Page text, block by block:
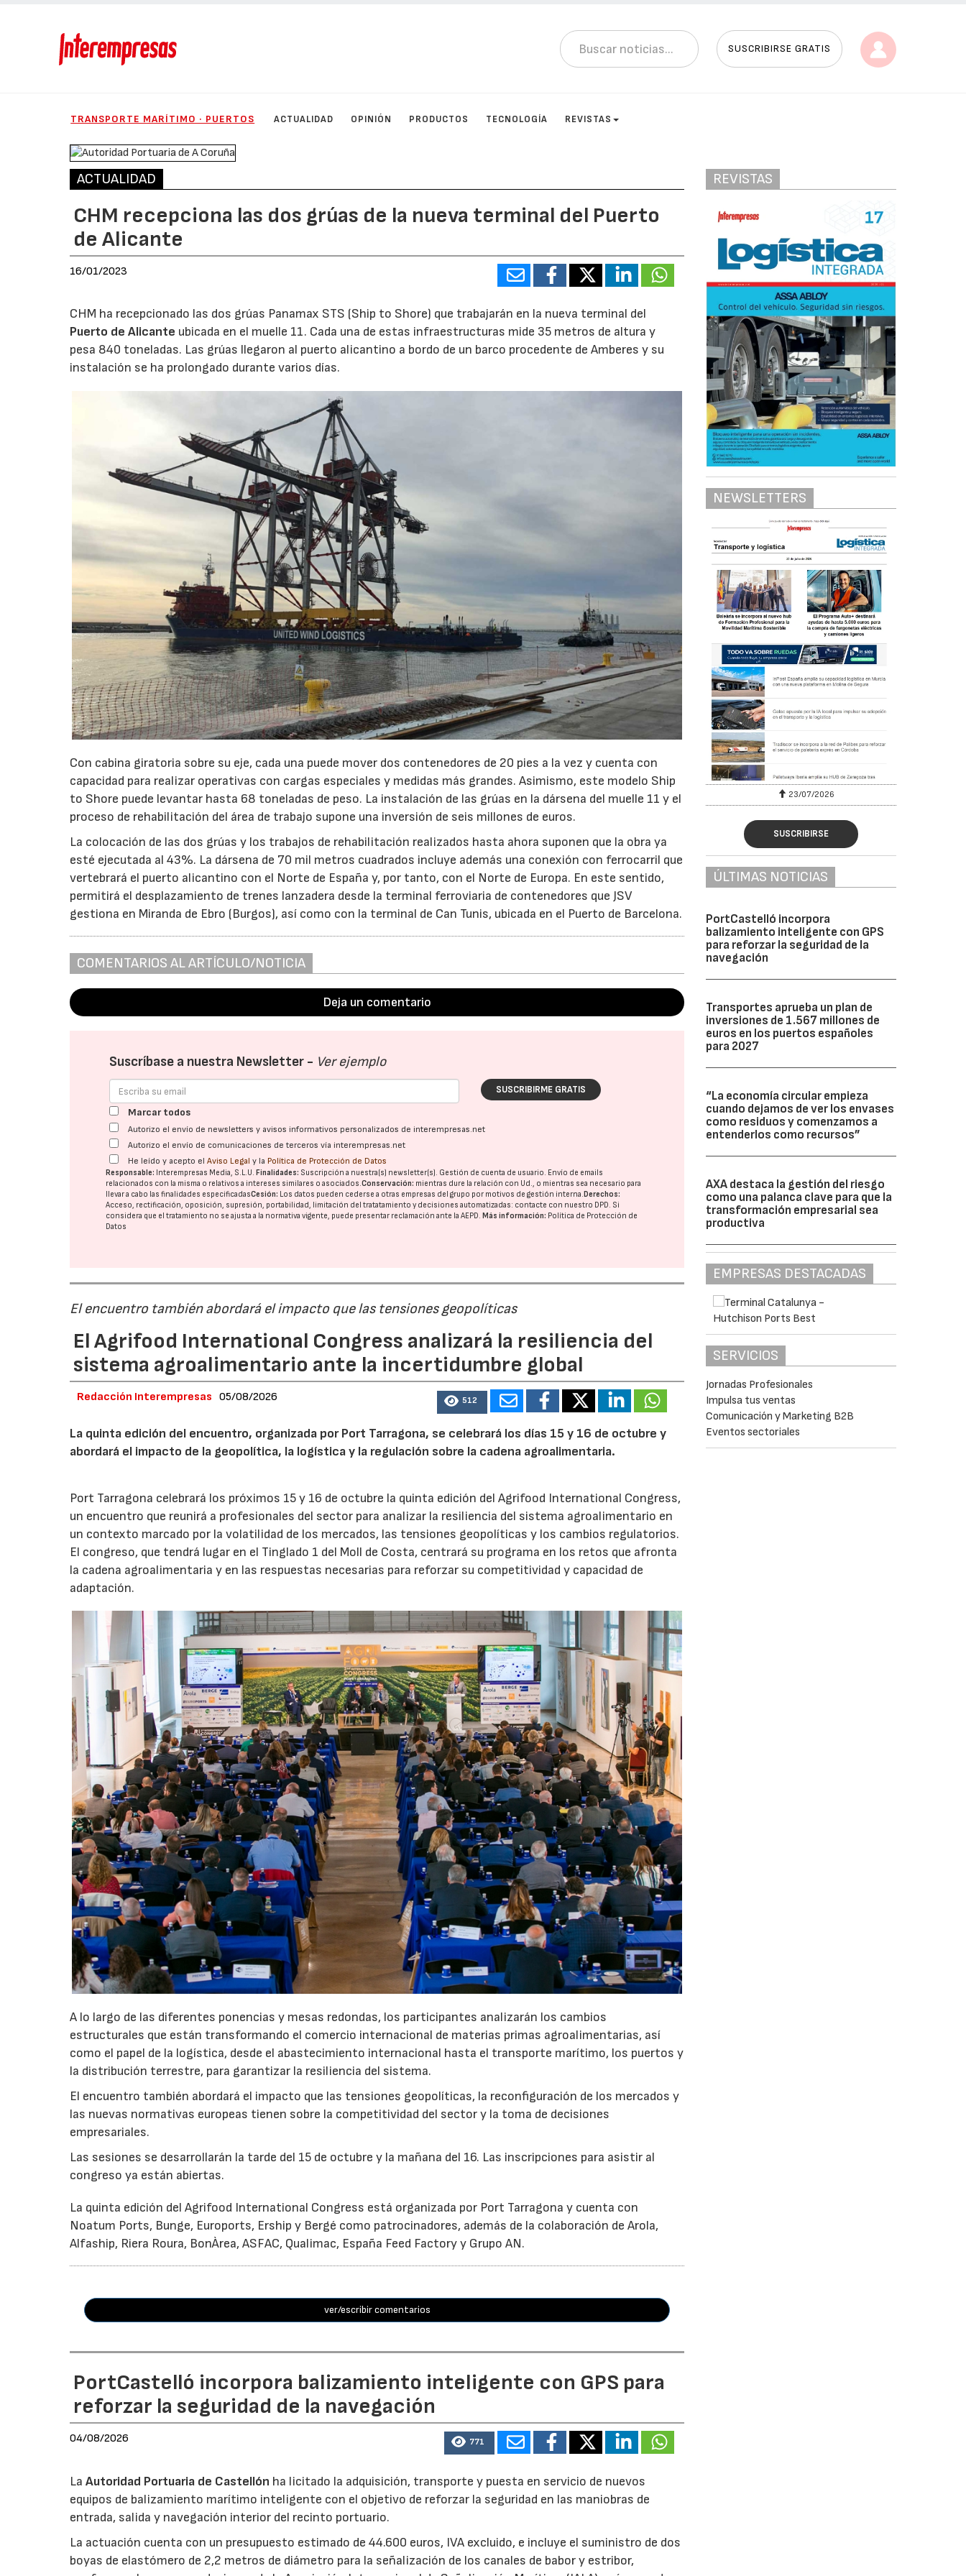
SUSCRIBIRSE GRATIS
TRANSPORTE MARÍTIMO · PUERTOS ACTUALIDAD OPINIÓN PRODUCTOS TECNOLOGÍA REVISTAS
ACTUALIDAD
CHM recepciona las dos grúas de la nueva terminal del Puerto
de Alicante
16/01/2023
CHM ha recepcionado las dos grúas Panamax STS (Ship to Shore) que trabajarán en la nueva terminal del
Puerto de Alicante ubicada en el muelle 11. Cada una de estas infraestructuras mide 35 metros de altura y
pesa 840 toneladas. Las grúas llegaron al puerto alicantino a bordo de un barco procedente de Amberes y su
instalación se ha prolongado durante varios días.
Con cabina giratoria sobre su eje, cada una puede mover dos contenedores de 20 pies a la vez y cuenta con
capacidad para realizar operativas con cargas especiales y medidas más grandes. Asimismo, este modelo Ship
to Shore puede levantar hasta 68 toneladas de peso. La instalación de las grúas en la dársena del muelle 11 y el
proceso de rehabilitación del área de trabajo supone una inversión de seis millones de euros.
La colocación de las dos grúas y los trabajos de rehabilitación realizados hasta ahora suponen que la obra ya
esté ejecutada al 43%. La dársena de 70 mil metros cuadrados incluye además una conexión con ferrocarril que
vertebrará el puerto alicantino con el Norte de España y, por tanto, con el Norte de Europa. En este sentido,
permitirá el desplazamiento de trenes lanzadera desde la terminal ferroviaria de contenedores que JSV
gestiona en Miranda de Ebro (Burgos), así como con la terminal de Can Tunis, ubicada en el Puerto de Barcelona.
COMENTARIOS AL ARTÍCULO/NOTICIA
Deja un comentario
Suscríbase a nuestra Newsletter - Ver ejemplo
SUSCRIBIRME GRATIS
Marcar todos
Autorizo el envío de newsletters y avisos informativos personalizados de interempresas.net
Autorizo el envío de comunicaciones de terceros vía interempresas.net
He leído y acepto elAviso Legal y la Política de Protección de Datos
Responsable: Interempresas Media, S.L.U. Finalidades: Suscripción a nuestra(s) newsletter(s). Gestión de cuenta de usuario. Envío de emails
relacionados con la misma o relativos a intereses similares o asociados.Conservación: mientras dure la relación con Ud., o mientras sea necesario para
llevar a cabo las finalidades especificadasCesión: Los datos pueden cederse a otras empresas del grupo por motivos de gestión interna. Derechos:
Acceso, rectificación, oposición, supresión, portabilidad, limitación del tratatamiento y decisiones automatizadas: contacte con nuestro DPD. Si
considera que el tratamiento no se ajusta a la normativa vigente, puede presentar reclamación ante laAEPD. Más información: Política de Protección de
Datos
El encuentro también abordará el impacto que las tensiones geopolíticas
El Agrifood International Congress analizará la resiliencia del
sistema agroalimentario ante la incertidumbre global
Redacción Interempresas 05/08/2026 512
La quinta edición del encuentro, organizada por Port Tarragona, se celebrará los días 15 y 16 de octubre y
abordará el impacto de la geopolítica, la logística y la regulación sobre la cadena agroalimentaria.
Port Tarragona celebrará los próximos 15 y 16 de octubre la quinta edición del Agrifood International Congress,
un encuentro que reunirá a profesionales del sector para analizar la resiliencia del sistema agroalimentario en
un contexto marcado por la volatilidad de los mercados, las tensiones geopolíticas y los cambios regulatorios.
El congreso, que tendrá lugar en el Tinglado 1 del Moll de Costa, centrará su programa en los retos que afronta
la cadena agroalimentaria y en las respuestas necesarias para reforzar su competitividad y capacidad de
adaptación.
A lo largo de las diferentes ponencias y mesas redondas, los participantes analizarán los cambios
estructurales que están transformando el comercio internacional de materias primas agroalimentarias, así
como el papel de la logística, desde el abastecimiento internacional hasta el transporte marítimo, los puertos y
la distribución terrestre, para garantizar la resiliencia del sistema.
El encuentro también abordará el impacto que las tensiones geopolíticas, la reconfiguración de los mercados y
las nuevas normativas europeas tienen sobre la competitividad del sector y la toma de decisiones
empresariales.
Las sesiones se desarrollarán la tarde del 15 de octubre y la mañana del 16. Las inscripciones para asistir al
congreso ya están abiertas.
La quinta edición del Agrifood International Congress está organizada por Port Tarragona y cuenta con
Noatum Ports, Bunge, Euroports, Ership y Bergé como patrocinadores, además de la colaboración de Arola,
Alfaship, Riera Roura, BonÀrea, ASFAC, Qualimac, España Feed Factory y Grupo AN.
ver/escribir comentarios
PortCastelló incorpora balizamiento inteligente con GPS para
reforzar la seguridad de la navegación
04/08/2026 771
LaAutoridad Portuaria de Castellón ha licitado la adquisición, transporte y puesta en servicio de nuevos
equipos de balizamiento marítimo inteligente con el objetivo de reforzar la seguridad en las maniobras de
entrada, salida y navegación interior del recinto portuario.
La actuación cuenta con un presupuesto estimado de 44.600 euros, IVA excluido, e incluye el suministro de dos
boyas de elastómero de 2,2 metros de diámetro para la señalización de los canales de babor y estribor,
REVISTAS
NEWSLETTERS
23/07/2026 30/07/2026 23/07/2026
SUSCRIBIRSE
ÚLTIMAS NOTICIAS
PortCastelló incorpora
balizamiento inteligente con GPS
para reforzar la seguridad de la
navegación
Transportes aprueba un plan de
inversiones de 1.567 millones de
euros en los puertos españoles
para 2027
“La economía circular empieza
cuando dejamos de ver los envases
como residuos y comenzamos a
entenderlos como recursos”
AXA destaca la gestión del riesgo
como una palanca clave para que la
transformación empresarial sea
productiva
EMPRESAS DESTACADAS
SERVICIOS
Jornadas Profesionales
Impulsa tus ventas
Comunicación y Marketing B2B
Eventos sectoriales